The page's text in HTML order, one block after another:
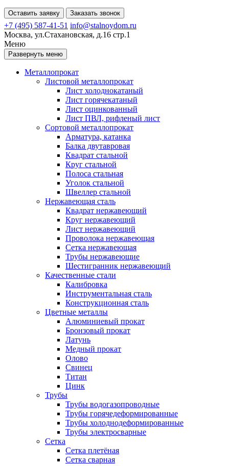
Оставить заявку Заказать звонок
+7 (495) 587-41-51 info@stalnoydom.ru
Москва, ул.Стахановская, д.16 стр.1
Меню
Развернуть меню
Металлопрокат
Листовой металлопрокат
Лист холоднокатаный
Лист горячекатаный
Лист оцинкованный
Лист ПВЛ, рифленый лист
Сортовой металлопрокат
Арматура, катанка
Балка двутавровая
Квадрат стальной
Круг стальной
Полоса стальная
Уголок стальной
Швеллер стальной
Нержавеющая сталь
Квадрат нержавеющий
Круг нержавеющий
Лист нержавеющий
Проволока нержавеющая
Сетка нержавеющая
Трубы нержавеющие
Шестигранник нержавеющий
Качественные стали
Калибровка
Инструментальная сталь
Конструкционная сталь
Цветные металлы
Алюминиевый прокат
Бронзовый прокат
Латунь
Медный прокат
Олово
Свинец
Титан
Цинк
Трубы
Трубы водогазопроводные
Трубы горячедеформированные
Трубы холоднодеформированные
Трубы электросварные
Сетка
Сетка плетёная
Сетка сварная